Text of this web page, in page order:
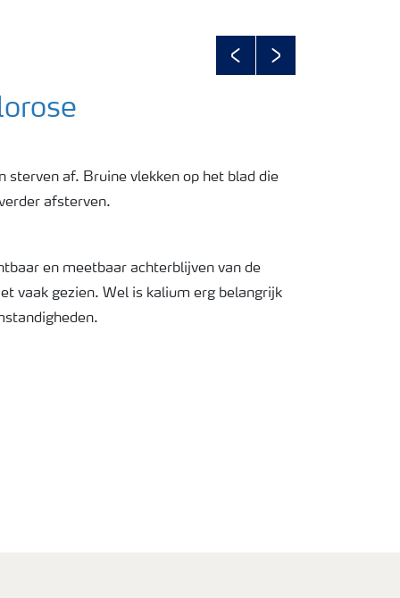
PreviousNext
sterven af. Bruine vlekken op het blad die
afsterven.
en meetbaar achterblijven van de
vaak gezien. Wel is kalium erg belangrijk